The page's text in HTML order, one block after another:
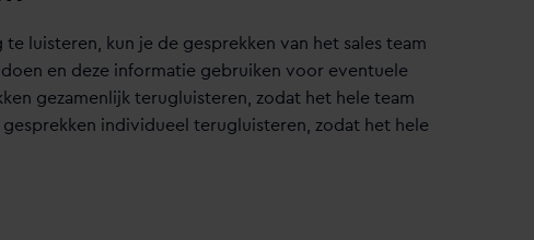
luisteren, kun je de gesprekken van het sales team
en deze informatie gebruiken voor eventuele
gezamenlijk terugluisteren, zodat het hele team
gesprekken individueel terugluisteren, zodat het hele